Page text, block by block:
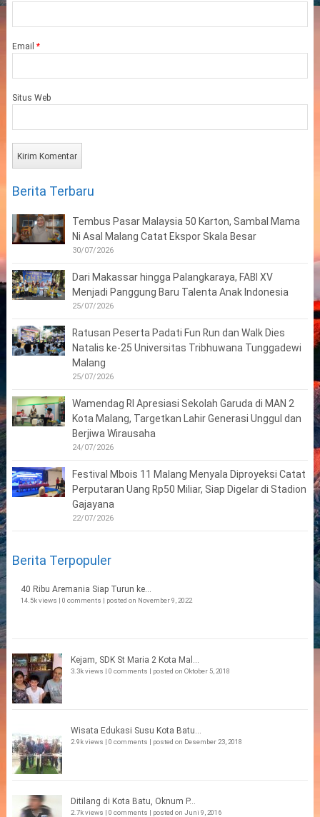
Email *
Situs Web
Berita Terbaru
Tembus Pasar Malaysia 50 Karton, Sambal Mama
Ni Asal Malang Catat Ekspor Skala Besar
30/07/2026
Dari Makassar hingga Palangkaraya, FABI XV
Menjadi Panggung Baru Talenta Anak Indonesia
25/07/2026
Ratusan Peserta Padati Fun Run dan Walk Dies
Natalis ke-25 Universitas Tribhuwana Tunggadewi
Malang
25/07/2026
Wamendag RI Apresiasi Sekolah Garuda di MAN 2
Kota Malang, Targetkan Lahir Generasi Unggul dan
Berjiwa Wirausaha
24/07/2026
Festival Mbois 11 Malang Menyala Diproyeksi Catat
Perputaran Uang Rp50 Miliar, Siap Digelar di Stadion
Gajayana
22/07/2026
Berita Terpopuler
40 Ribu Aremania Siap Turun ke...
14.5k views | 0 comments | posted on November 9, 2022
Kejam, SDK St Maria 2 Kota Mal...
3.3k views | 0 comments | posted on Oktober 5, 2018
Wisata Edukasi Susu Kota Batu...
2.9k views | 0 comments | posted on Desember 23, 2018
Ditilang di Kota Batu, Oknum P...
2.7k views | 0 comments | posted on Juni 9, 2016